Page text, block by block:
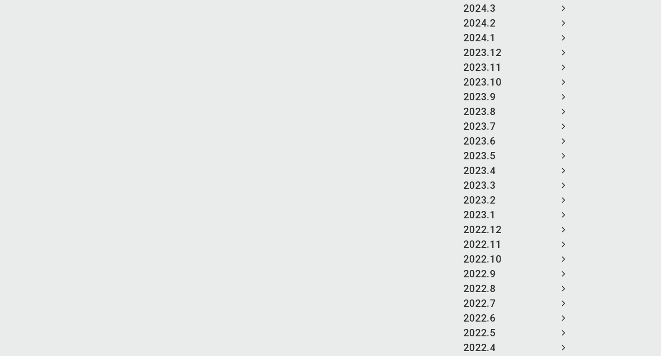
2024.3
2024.2
2024.1
2023.12
2023.11
2023.10
2023.9
2023.8
2023.7
2023.6
2023.5
2023.4
2023.3
2023.2
2023.1
2022.12
2022.11
2022.10
2022.9
2022.8
2022.7
2022.6
2022.5
2022.4